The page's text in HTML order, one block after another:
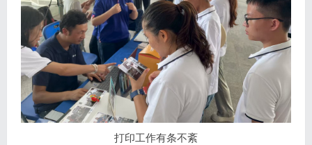
打印工作有条不紊